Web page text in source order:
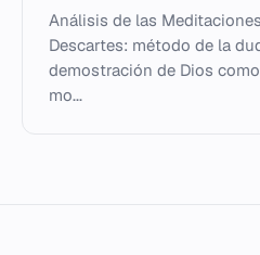
Análisis de las
Descartes: método de la
demostración de Dios
mo...